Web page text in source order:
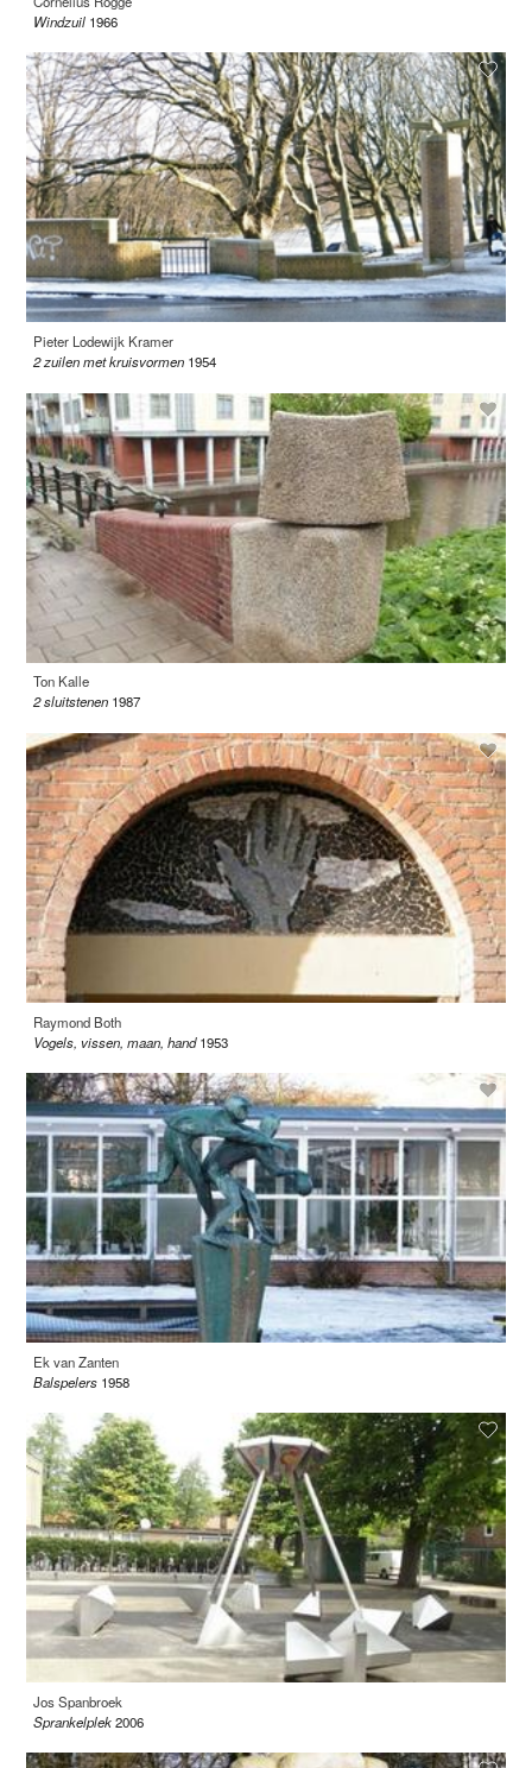
Windzuil 1966
Pieter Lodewijk Kramer
2 zuilen met kruisvormen 1954
Ton Kalle
2 sluitstenen 1987
Raymond Both
Vogels, vissen, maan, hand 1953
Ek van Zanten
Balspelers 1958
Jos Spanbroek
Sprankelplek2006